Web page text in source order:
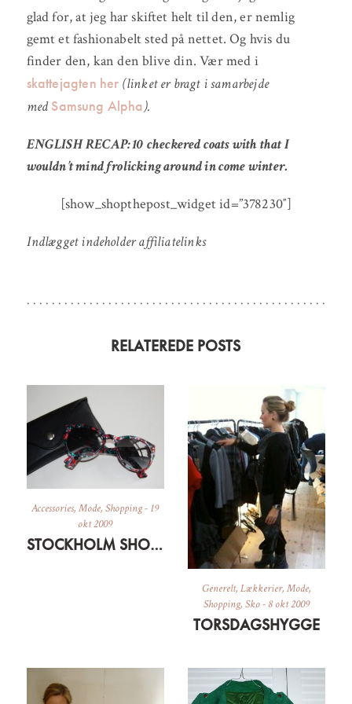
glad for, at jeg har skiftet helt til den, er nemlig
gemt et fashionabelt sted på nettet. Og hvis du
finder den, kan den blive din. Vær med i
skattejagten her (linket er bragt i samarbejde
medSamsung Alpha).
ENGLISH RECAP: 10 checkered coats with that I
wouldn’t mind frolicking around in come winter.
[show_shopthepost_widget id=”378230″]
Indlægget indeholder affiliatelinks
RELATEREDE POSTS
Accessories,Mode,Shopping- 19
okt 2009
STOCKHOLM SHOPPING ENCORE
Generelt,Lækkerier,Mode,
Shopping,Sko-8 okt 2009
TORSDAGSHYGGE